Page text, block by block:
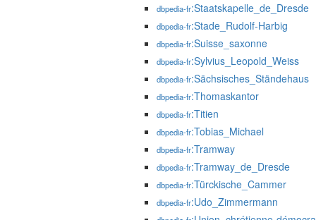
dbpedia-fr:Staatskapelle_de_Dresde
dbpedia-fr:Stade_Rudolf-Harbig
dbpedia-fr:Suisse_saxonne
dbpedia-fr:Sylvius_Leopold_Weiss
dbpedia-fr:Sächsisches_Ständehaus
dbpedia-fr:Thomaskantor
dbpedia-fr:Titien
dbpedia-fr:Tobias_Michael
dbpedia-fr:Tramway
dbpedia-fr:Tramway_de_Dresde
dbpedia-fr:Türckische_Cammer
dbpedia-fr:Udo_Zimmermann